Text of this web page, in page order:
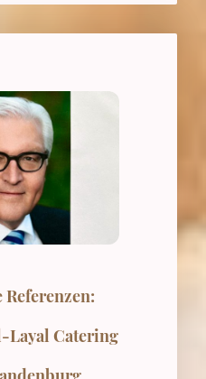
Layal Catering